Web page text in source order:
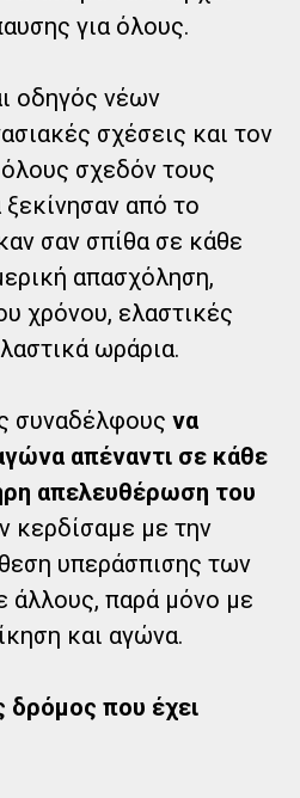
για όλους.
οδηγός νέων
σχέσεις και τον
σχεδόν τους
από το
σαν σπίθα σε κάθε
απασχόληση,
χρόνου, ελαστικές
ωράρια.
συναδέλφουςνα
απέναντι σε κάθε
απελευθέρωση του
κερδίσαμε με την
υπεράσπισης των
άλλους, παρά μόνο με
και αγώνα.
δρόμος που έχει